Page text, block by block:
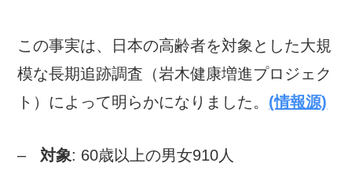
この事実は、日本の高齢者を対象とした大規
模な長期追跡調査（岩木健康増進プロジェク
ト）によって明らかになりました。 (情報源)
– 対象: 60歳以上の男女910人